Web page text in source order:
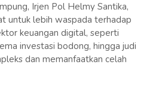
Irjen Pol Helmy Santika,
untuk lebih waspada terhadap
keuangan digital, seperti
investasi bodong, hingga judi
dan memanfaatkan celah